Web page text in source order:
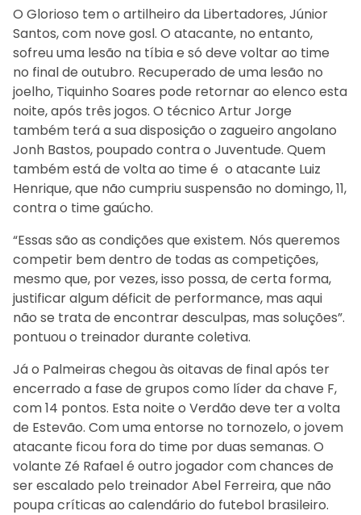
O Glorioso tem o artilheiro da Libertadores, Júnior
Santos, com nove gosl. O atacante, no entanto,
sofreu uma lesão na tíbia e só deve voltar ao time
no final de outubro. Recuperado de uma lesão no
joelho, Tiquinho Soares pode retornar ao elenco esta
noite, após três jogos. O técnico Artur Jorge
também terá a sua disposição o zagueiro angolano
Jonh Bastos, poupado contra o Juventude. Quem
também está de volta ao time é o atacante Luiz
Henrique, que não cumpriu suspensão no domingo, 11,
contra o time gaúcho.
“Essas são as condições que existem. Nós queremos
competir bem dentro de todas as competições,
mesmo que, por vezes, isso possa, de certa forma,
justificar algum déficit de performance, mas aqui
não se trata de encontrar desculpas, mas soluções”.
pontuou o treinador durante coletiva.
Já o Palmeiras chegou às oitavas de final após ter
encerrado a fase de grupos como líder da chave F,
com 14 pontos. Esta noite o Verdão deve ter a volta
de Estevão. Com uma entorse no tornozelo, o jovem
atacante ficou fora do time por duas semanas. O
volante Zé Rafael é outro jogador com chances de
ser escalado pelo treinador Abel Ferreira, que não
poupa críticas ao calendário do futebol brasileiro.